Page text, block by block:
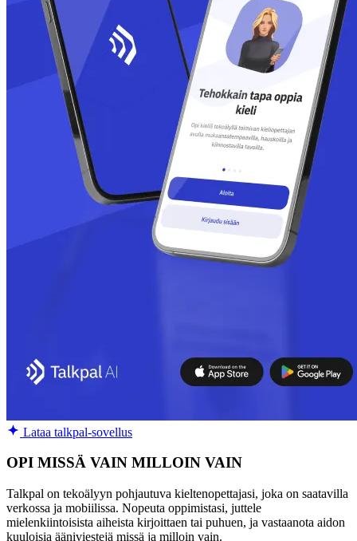
Lataa talkpal-sovellus
OPI MISSÄ VAIN MILLOIN VAIN
Talkpal on tekoälyyn pohjautuva kieltenopettajasi, joka on saatavilla
verkossa ja mobiilissa. Nopeuta oppimistasi, juttele
mielenkiintoisista aiheista kirjoittaen tai puhuen, ja vastaanota aidon
kuuloisia ääniviestejä missä ja milloin vain.